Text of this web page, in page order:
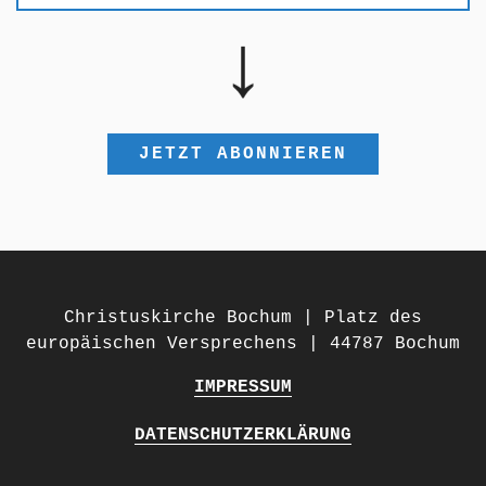
Christuskirche Bochum | Platz des
europäischen Versprechens | 44787 Bochum
IMPRESSUM
DATENSCHUTZERKLÄRUNG